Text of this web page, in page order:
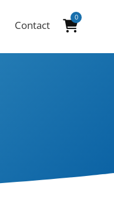
Contact
0